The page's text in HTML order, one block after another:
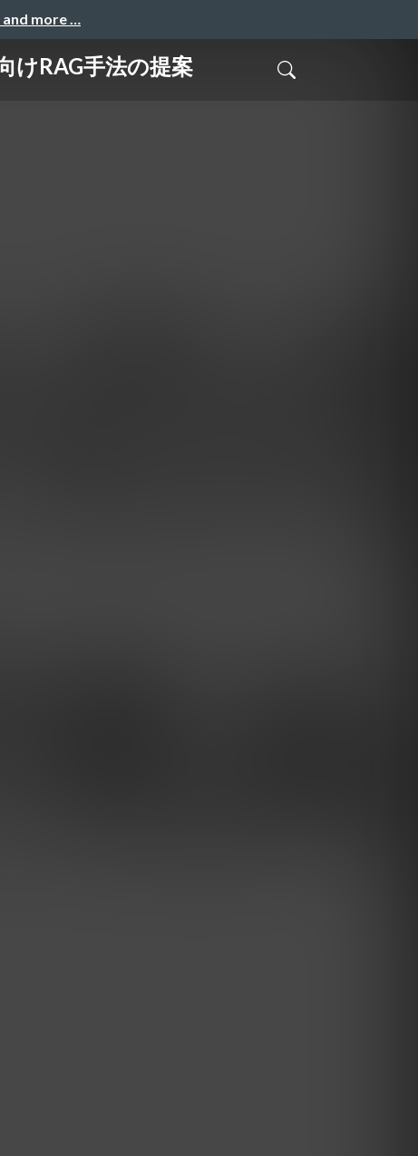
more …
けRAG手法の提案